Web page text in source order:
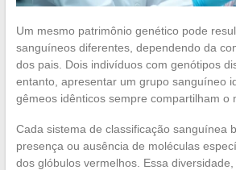
Um mesmo patrimônio genético pode
sanguíneos diferentes, dependendo da
dos pais. Dois indivíduos com genótipos
entanto, apresentar um grupo sanguíneo
gêmeos idênticos sempre compartilham o
Cada sistema de classificação sanguínea
presença ou ausência de moléculas
dos glóbulos vermelhos. Essa